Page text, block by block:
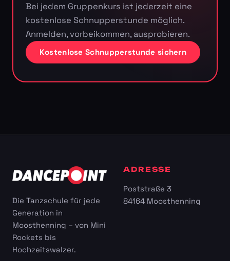
Bei jedem Gruppenkurs ist jederzeit eine
kostenlose Schnupperstunde möglich.
Anmelden, vorbeikommen, ausprobieren.
Kostenlose Schnupperstunde sichern
Die Tanzschule für jede
Generation in
Moosthenning – von Mini
Rockets bis
Hochzeitswalzer.
ADRESSE
Poststraße 3
84164 Moosthenning